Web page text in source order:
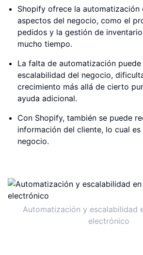
Shopify ofrece la automatización
aspectos del negocio, como el
pedidos y la gestión de
mucho tiempo.
La falta de automatización
escalabilidad del negocio,
crecimiento más allá de cierto
ayuda adicional.
Con Shopify, también se puede
información del cliente, lo cual
negocio.
Automatización y escalabilidad
electrónico